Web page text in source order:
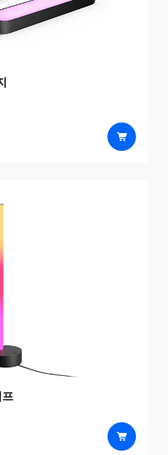
, 이 번들에서 별도 판매되는
프